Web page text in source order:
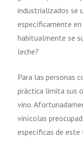
industrializados se
específicamente
habitualmente se
leche?
Para las personas
práctica limita sus
vino.
vinícolas
específicas de este